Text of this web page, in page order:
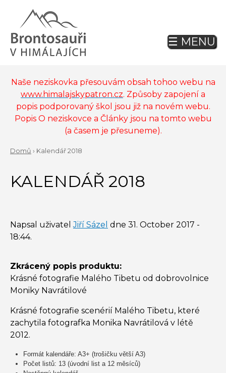
navigation
Naše neziskovka přesouvám obsah tohoo webu na
www.himalajskypatron.cz. Způsoby zapojení a
popis podporovaný škol jsou již na novém webu.
Popis O neziskovce a Články jsou na tomto webu
(a časem je přesuneme).
ARE
Domů › Kalendář 2018
to
top
KALENDÁŘ 2018
Napsal uživatelJiří Sázel dne 31. October 2017 -
18:44.
Zkrácený popis produktu:
Krásné fotografie Malého Tibetu od dobrovolnice
Moniky Navrátilové
Krásné fotografie scenérií Malého Tibetu, které
zachytila fotografka Monika Navrátilová v létě
2012.
Formát kalendáře: A3+ (trošičku větší A3)
Počet listů: 13 (úvodní list a 12 měsíců)
Back
to
☰ MENU